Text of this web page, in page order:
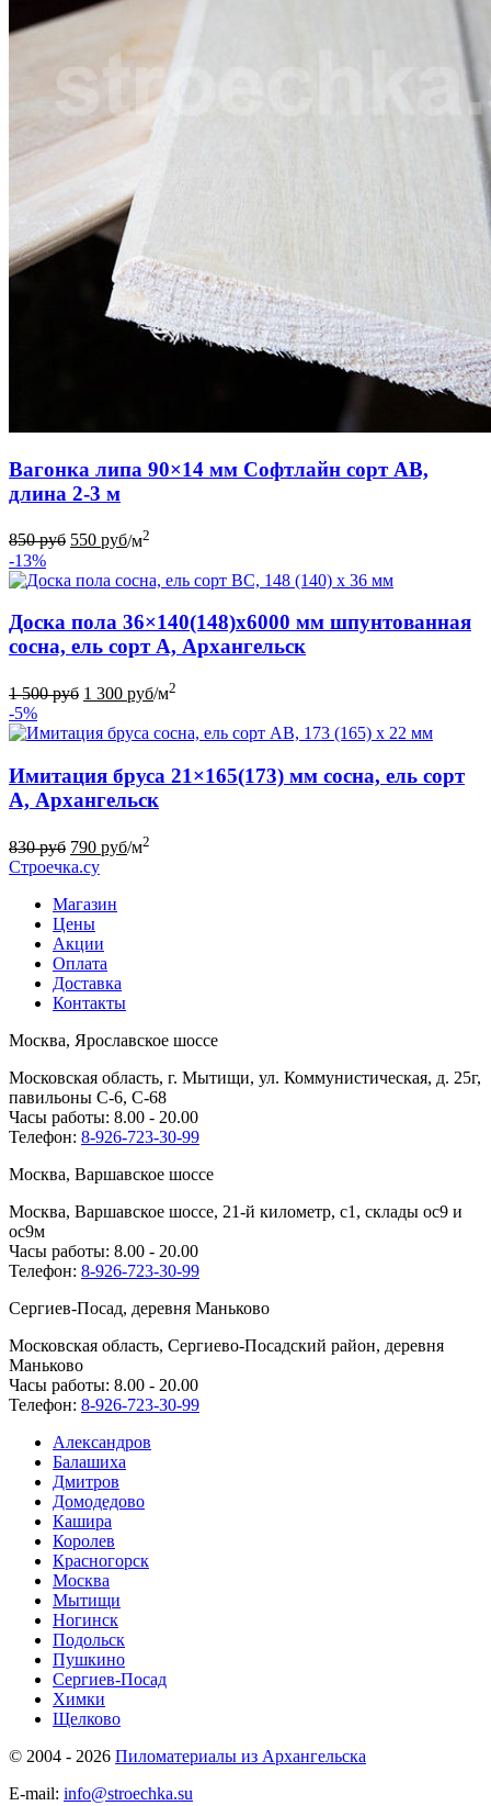
Вагонка липа 90×14 мм Софтлайн сорт АВ,
длина 2-3 м
850руб 550 руб/м2
-13%
Доска пола 36×140(148)x6000 мм шпунтованная
сосна, ель сорт А, Архангельск
1 500руб 1 300 руб/м2
-5%
Имитация бруса 21×165(173) мм сосна, ель сорт
А, Архангельск
830руб 790 руб/м2
Строечка.су
Магазин
Цены
Акции
Оплата
Доставка
Контакты
Москва, Ярославское шоссе
Московская область, г. Мытищи, ул. Коммунистическая, д. 25г,
павильоны С-6, С-68
Часы работы: 8.00 - 20.00
Телефон: 8-926-723-30-99
Москва, Варшавское шоссе
Москва, Варшавское шоссе, 21-й километр, с1, склады ос9 и
ос9м
Часы работы: 8.00 - 20.00
Телефон: 8-926-723-30-99
Сергиев-Посад, деревня Маньково
Московская область, Сергиево-Посадский район, деревня
Маньково
Часы работы: 8.00 - 20.00
Телефон: 8-926-723-30-99
Александров
Балашиха
Дмитров
Домодедово
Кашира
Королев
Красногорск
Москва
Мытищи
Ногинск
Подольск
Пушкино
Сергиев-Посад
Химки
Щелково
© 2004 - 2026 Пиломатериалы из Архангельска
E-mail: info@stroechka.su